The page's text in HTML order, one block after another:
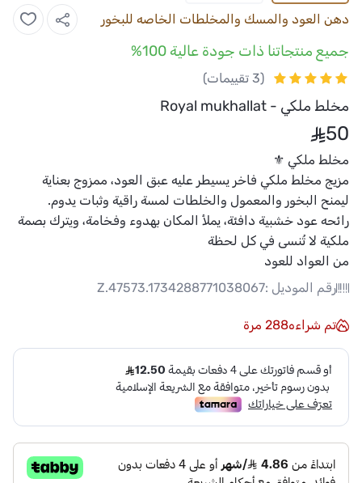
دهن العود والمسك والمخلطات الخاصه للبخور
جميع منتجاتنا ذات جودة عالية 100%
(3 تقييمات)
مخلط ملكي - Royal mukhallat
50
مخلط ملكي ⚜️
مزيج مخلط ملكي فاخر يسيطر عليه عبق العود، ممزوج بعناية
ليمنح البخور والمعمول والخلطات لمسة راقية وثبات يدوم.
رائحه عود خشبية دافئة، يملأ المكان بهدوء وفخامة، ويترك بصمة
ملكية لا تُنسى في كل لحظة
من العواد للعود
رقم الموديل :Z.47573.1734288771038067
تم شراءه288 مرة